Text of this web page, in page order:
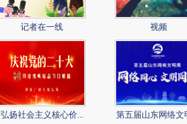
记者在一线 视频
弘扬社会主义核心价... 第五届山东网络文